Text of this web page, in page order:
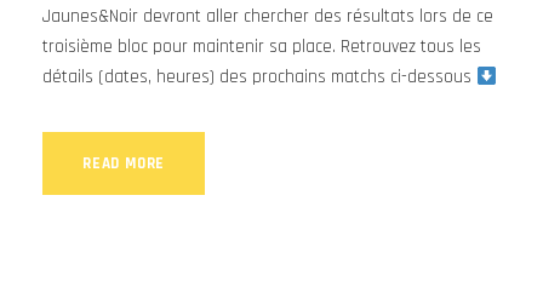
Jaunes&Noir devront aller chercher des résultats lors de ce
troisième bloc pour maintenir sa place. Retrouvez tous les
détails (dates, heures) des prochains matchs ci-dessous
READ MORE